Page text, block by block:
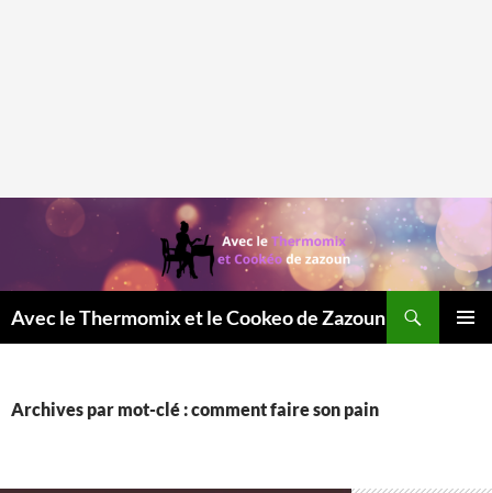
Avec le Thermomix et le Cookeo de Zazoun
Archives par mot-clé : comment faire son pain